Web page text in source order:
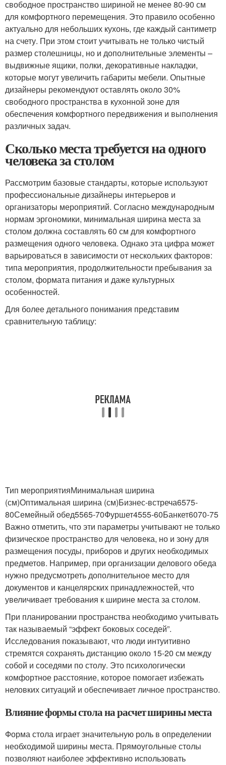
свободное пространство шириной не менее 80-90 см
для комфортного перемещения. Это правило особенно
актуально для небольших кухонь, где каждый сантиметр
на счету. При этом стоит учитывать не только чистый
размер столешницы, но и дополнительные элементы –
выдвижные ящики, полки, декоративные накладки,
которые могут увеличить габариты мебели. Опытные
дизайнеры рекомендуют оставлять около 30%
свободного пространства в кухонной зоне для
обеспечения комфортного передвижения и выполнения
различных задач.
Сколько места требуется на одного
человека за столом
Рассмотрим базовые стандарты, которые используют
профессиональные дизайнеры интерьеров и
организаторы мероприятий. Согласно международным
нормам эргономики, минимальная ширина места за
столом должна составлять 60 см для комфортного
размещения одного человека. Однако эта цифра может
варьироваться в зависимости от нескольких факторов:
типа мероприятия, продолжительности пребывания за
столом, формата питания и даже культурных
особенностей.
Для более детального понимания представим
сравнительную таблицу:
Тип мероприятияМинимальная ширина
(см)Оптимальная ширина (см)Бизнес-встреча6575-
80Семейный обед5565-70Фуршет4555-60Банкет6070-75
Важно отметить, что эти параметры учитывают не только
физическое пространство для человека, но и зону для
размещения посуды, приборов и других необходимых
предметов. Например, при организации делового обеда
нужно предусмотреть дополнительное место для
документов и канцелярских принадлежностей, что
увеличивает требования к ширине места за столом.
При планировании пространства необходимо учитывать
так называемый “эффект боковых соседей”.
Исследования показывают, что люди интуитивно
стремятся сохранять дистанцию около 15-20 см между
собой и соседями по столу. Это психологически
комфортное расстояние, которое помогает избежать
неловких ситуаций и обеспечивает личное пространство.
Влияние формы стола на расчет ширины места
Форма стола играет значительную роль в определении
необходимой ширины места. Прямоугольные столы
позволяют наиболее эффективно использовать